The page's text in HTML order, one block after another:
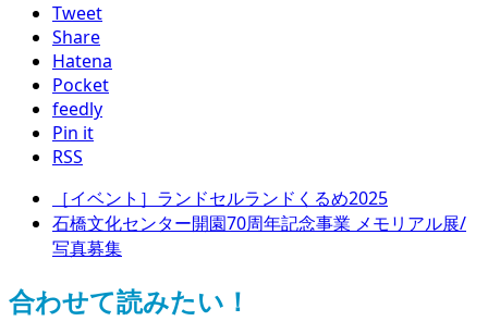
Tweet
Share
Hatena
Pocket
feedly
Pin it
RSS
［イベント］ランドセルランドくるめ2025
石橋文化センター開園70周年記念事業 メモリアル展/
写真募集
合わせて読みたい！